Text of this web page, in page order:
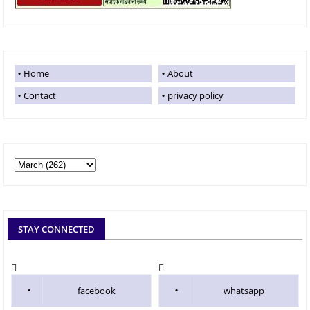
Home
About
Contact
privacy policy
STAY CONNECTED
facebook whatsapp